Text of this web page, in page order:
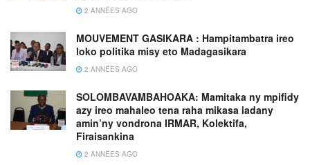
2 ANNÉES AGO
MOUVEMENT GASIKARA : Hampitambatra ireo
loko politika misy eto Madagasikara
2 ANNÉES AGO
SOLOMBAVAMBAHOAKA: Mamitaka ny mpifidy
azy ireo mahaleo tena raha mikasa iadany
amin’ny vondrona IRMAR, Kolektifa,
Firaisankina
2 ANNÉES AGO